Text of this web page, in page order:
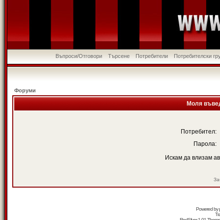
Въпроси/Отговори Търсене Потребители Потребителски
Форуми
Моля
Потребител:
Парола:
Искам да влизам
Powered by